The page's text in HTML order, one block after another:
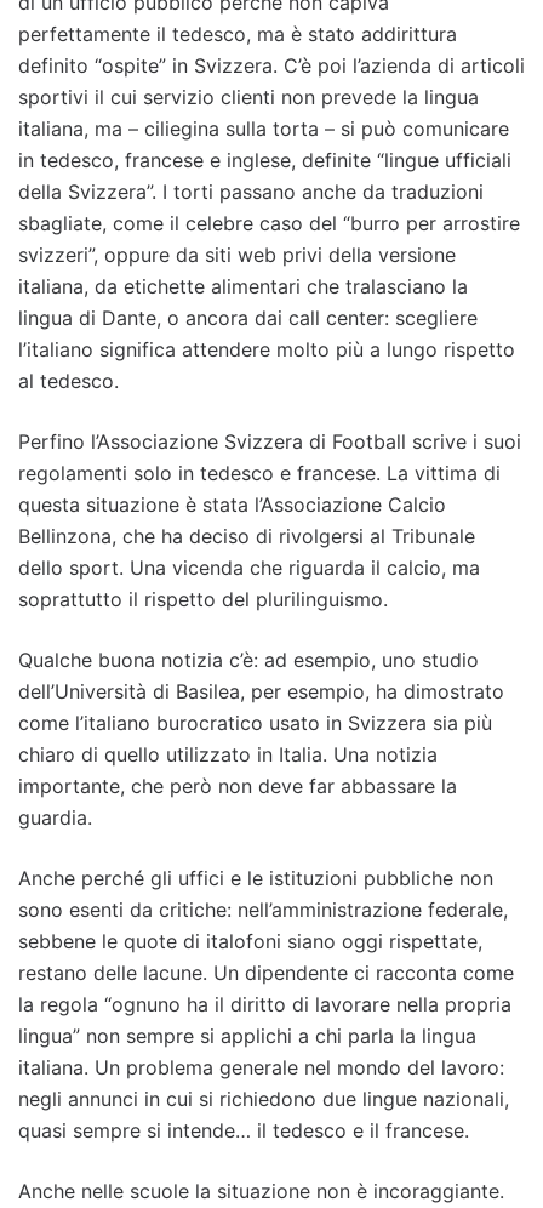
perfettamente il tedesco, ma è stato addirittura
definito “ospite” in Svizzera. C’è poi l’azienda di articoli
sportivi il cui servizio clienti non prevede la lingua
italiana, ma – ciliegina sulla torta – si può comunicare
in tedesco, francese e inglese, definite “lingue ufficiali
della Svizzera”. I torti passano anche da traduzioni
sbagliate, come il celebre caso del “burro per arrostire
svizzeri”, oppure da siti web privi della versione
italiana, da etichette alimentari che tralasciano la
lingua di Dante, o ancora dai call center: scegliere
l’italiano significa attendere molto più a lungo rispetto
al tedesco.
Perfino l’Associazione Svizzera di Football scrive i suoi
regolamenti solo in tedesco e francese. La vittima di
questa situazione è stata l’Associazione Calcio
Bellinzona, che ha deciso di rivolgersi al Tribunale
dello sport. Una vicenda che riguarda il calcio, ma
soprattutto il rispetto del plurilinguismo.
Qualche buona notizia c’è: ad esempio, uno studio
dell’Università di Basilea, per esempio, ha dimostrato
come l’italiano burocratico usato in Svizzera sia più
chiaro di quello utilizzato in Italia. Una notizia
importante, che però non deve far abbassare la
guardia.
Anche perché gli uffici e le istituzioni pubbliche non
sono esenti da critiche: nell’amministrazione federale,
sebbene le quote di italofoni siano oggi rispettate,
restano delle lacune. Un dipendente ci racconta come
la regola “ognuno ha il diritto di lavorare nella propria
lingua” non sempre si applichi a chi parla la lingua
italiana. Un problema generale nel mondo del lavoro:
negli annunci in cui si richiedono due lingue nazionali,
quasi sempre si intende… il tedesco e il francese.
Anche nelle scuole la situazione non è incoraggiante.